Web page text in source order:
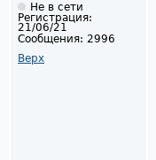
Не в сети
Регистрация:
21/06/21
Сообщения: 2996
Верх